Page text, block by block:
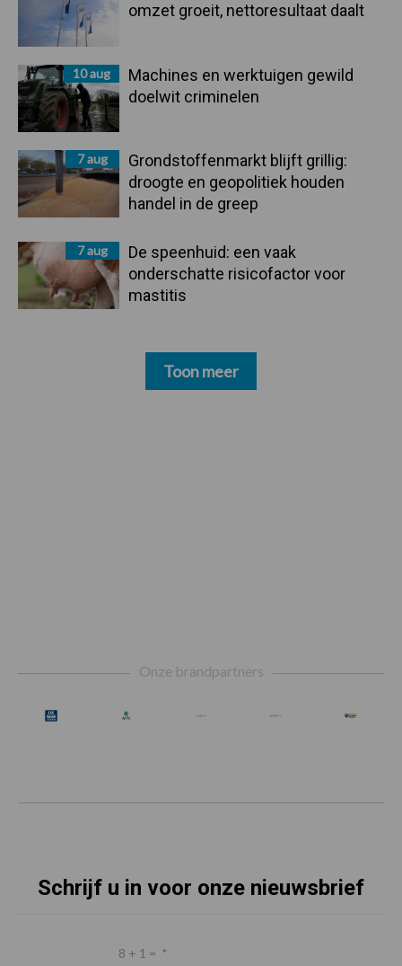
omzet groeit, nettoresultaat daalt
10 aug
Machines en werktuigen gewild
doelwit criminelen
7 aug
Grondstoffenmarkt blijft grillig:
droogte en geopolitiek houden
handel in de greep
7 aug
De speenhuid: een vaak
onderschatte risicofactor voor
mastitis
Toon meer
Onze brandpartners
Schrijf u in voor onze nieuwsbrief
8 + 1 = *